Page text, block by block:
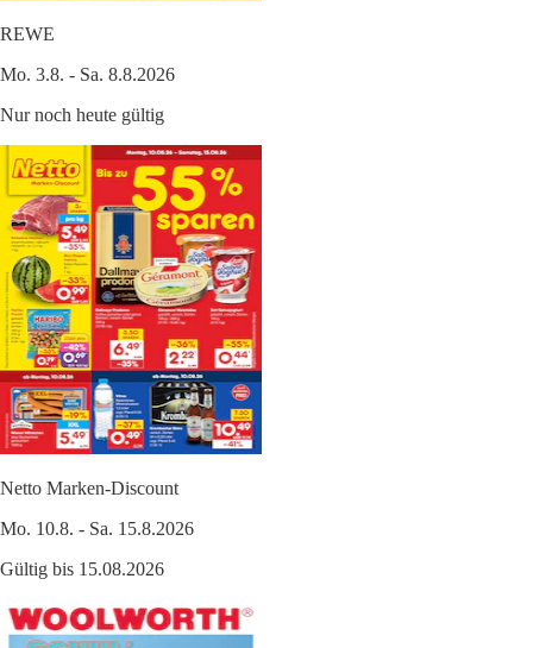
REWE
Mo. 3.8. - Sa. 8.8.2026
Nur noch heute gültig
Netto Marken-Discount
Mo. 10.8. - Sa. 15.8.2026
Gültig bis 15.08.2026